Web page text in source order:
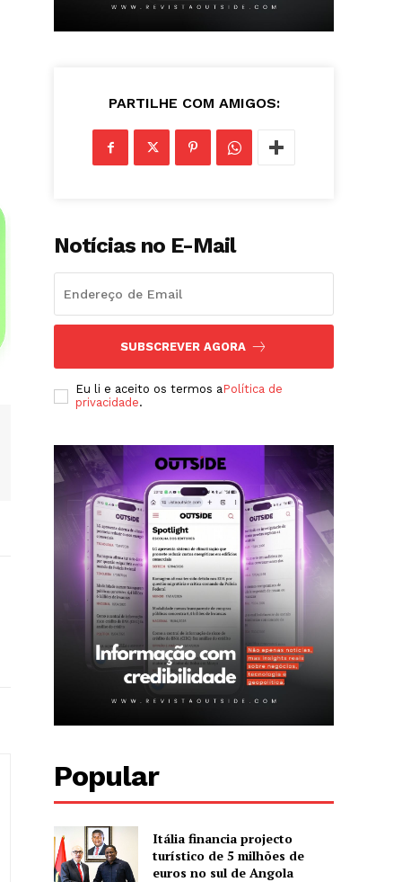
PARTILHE COM AMIGOS:
Notícias no E-Mail
SUBSCREVER AGORA
Eu li e aceito os termos aPolítica de
privacidade.
Popular
Itália financia projecto
turístico de 5 milhões de
euros no sul de Angola